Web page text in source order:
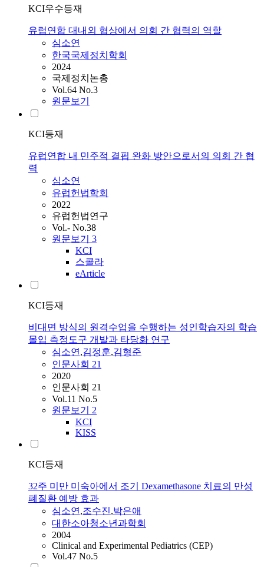
KCI우수등재
유럽연합 대내외 협상에서 의회 간 협력의 역할
심소연
한국국제정치학회
2024
국제정치논총
Vol.64 No.3
원문보기
KCI등재
유럽연합 내 민주적 결핍 완화 방안으로서의 의회 간 협
력
심소연
유럽헌법학회
2022
유럽헌법연구
Vol.- No.38
원문보기 3
KCI
스콜라
eArticle
KCI등재
비대면 방식의 원격수업을 수행하는 성인학습자의 학습
몰입 측정도구 개발과 타당화 연구
심소연,김정훈,김형준
인문사회 21
2020
인문사회 21
Vol.11 No.5
원문보기 2
KCI
KISS
KCI등재
32주 미만 미숙아에서 조기 Dexamethasone 치료의 만성
폐질환 예방 효과
심소연,조수진,박은애
대한소아청소년과학회
2004
Clinical and Experimental Pediatrics (CEP)
Vol.47 No.5